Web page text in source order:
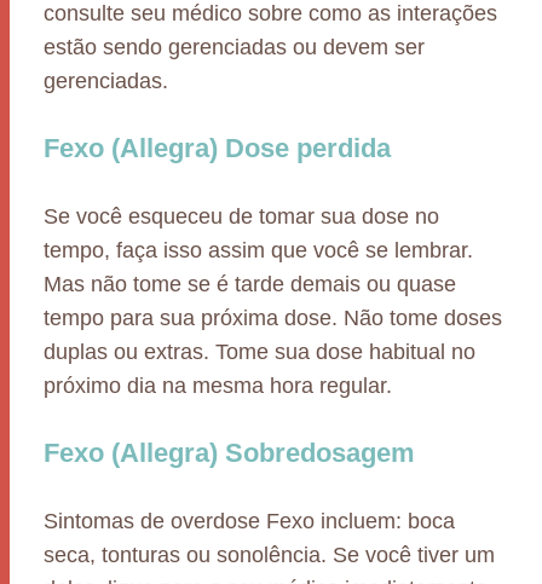
consulte seu médico sobre como as interações
estão sendo gerenciadas ou devem ser
gerenciadas.
Fexo (Allegra) Dose perdida
Se você esqueceu de tomar sua dose no
tempo, faça isso assim que você se lembrar.
Mas não tome se é tarde demais ou quase
tempo para sua próxima dose. Não tome doses
duplas ou extras. Tome sua dose habitual no
próximo dia na mesma hora regular.
Fexo (Allegra) Sobredosagem
Sintomas de overdose Fexo incluem: boca
seca, tonturas ou sonolência. Se você tiver um